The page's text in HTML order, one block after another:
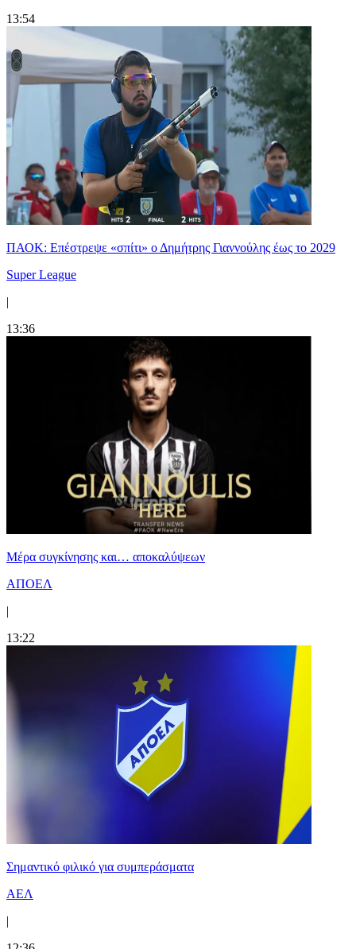
13:54
ΠΑΟΚ: Επέστρεψε «σπίτι» ο Δημήτρης Γιαννούλης έως το 2029
Super League
|
13:36
Mέρα συγκίνησης και… αποκαλύψεων
ΑΠΟΕΛ
|
13:22
Σημαντικό φιλικό για συμπεράσματα
ΑΕΛ
|